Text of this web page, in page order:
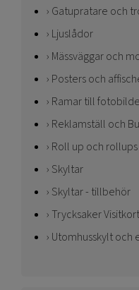
Gatupratare och
Ljuslådor
Mässväggar och
Posters och
Ramar till
Reklamställ och
Roll up och rollups
Skyltar
Skyltar - tillbehör
Trycksaker
Utomhusskylt och